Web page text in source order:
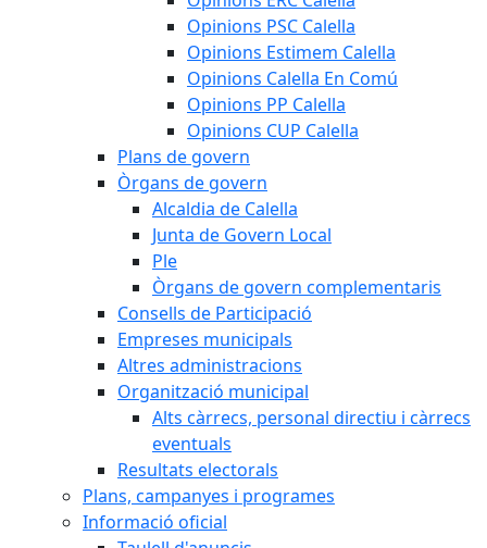
Opinions PSC Calella
Opinions Estimem Calella
Opinions Calella En Comú
Opinions PP Calella
Opinions CUP Calella
Plans de govern
Òrgans de govern
Alcaldia de Calella
Junta de Govern Local
Ple
Òrgans de govern complementaris
Consells de Participació
Empreses municipals
Altres administracions
Organització municipal
Alts càrrecs, personal directiu i càrrecs
eventuals
Resultats electorals
Plans, campanyes i programes
Informació oficial